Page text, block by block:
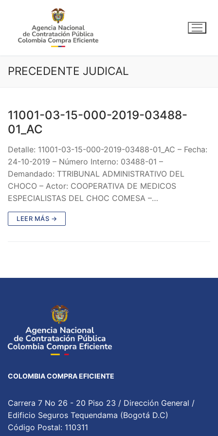
contenido
PRECEDENTE JUDICAL
11001-03-15-000-2019-03488-
01_AC
Detalle: 11001-03-15-000-2019-03488-01_AC – Fecha:
24-10-2019 – Número Interno: 03488-01 –
Demandado: TTRIBUNAL ADMINISTRATIVO DEL
CHOCO – Actor: COOPERATIVA DE MEDICOS
ESPECIALISTAS DEL CHOC COMESA –…
LEER MÁS →
COLOMBIA COMPRA EFICIENTE
Carrera 7 No 26 - 20 Piso 23 / Dirección General /
Edificio Seguros Tequendama (Bogotá D.C)
Código Postal: 110311